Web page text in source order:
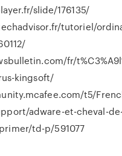
slide/176135/
tutoriel/
fr/
kingsoft/
t5/
adware-et-cheval-
td-p/591077